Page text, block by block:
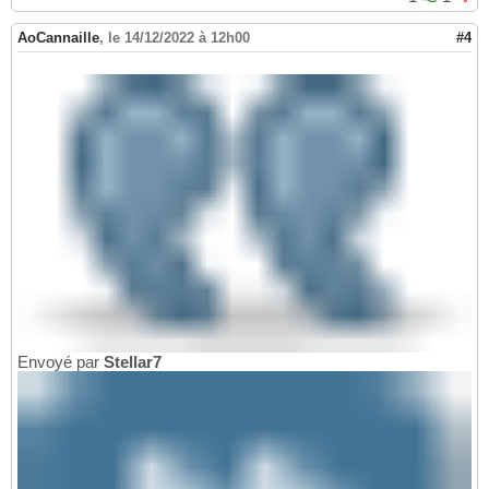
AoCannaille, le 14/12/2022 à 12h00 #4
Envoyé par Stellar7